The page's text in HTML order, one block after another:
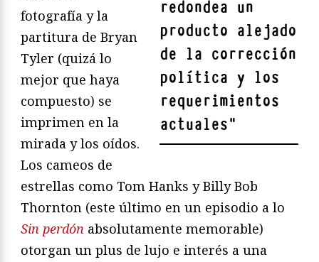
redondea un
producto alejado
de la corrección
política y los
requerimientos
actuales"
fotografía y la
partitura de Bryan
Tyler (quizá lo
mejor que haya
compuesto) se
imprimen en la
mirada y los oídos.
Los cameos de
estrellas como Tom Hanks y Billy Bob
Thornton (este último en un episodio a lo
Sin perdón absolutamente memorable)
otorgan un plus de lujo e interés a una